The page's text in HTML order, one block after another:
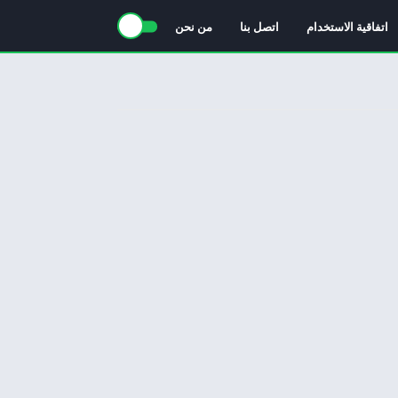
اتفاقية الاستخدام اتصل بنا من نحن